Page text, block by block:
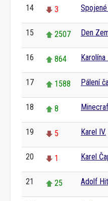
14 3
15 2507 Den
16 864
17 1588 Pálení
18 8
19 5 Karel IV.
20 1 Karel
21 25 Adolf